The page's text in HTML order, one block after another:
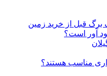
برگ قبل از خرید زمین
مناسب هستند؟